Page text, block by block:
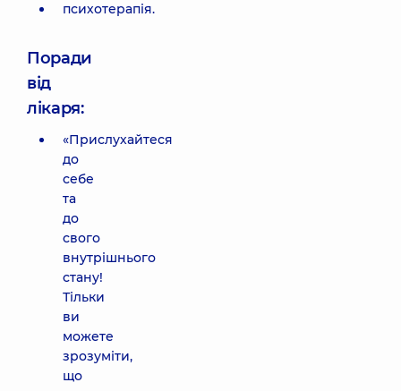
психотерапія.
Поради
від
лікаря:
«Прислухайтеся
до
себе
та
до
свого
внутрішнього
стану!
Тільки
ви
можете
зрозуміти,
що